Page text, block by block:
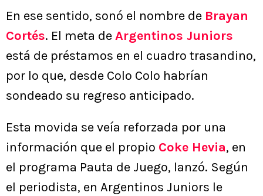
En ese sentido, sonó el nombre de Brayan
Cortés. El meta deArgentinos Juniors
está de préstamos en el cuadro trasandino,
por lo que, desde Colo Colo habrían
sondeado su regreso anticipado.
Esta movida se veía reforzada por una
información que el propio Coke Hevia, en
el programa Pauta de Juego, lanzó. Según
el periodista, en Argentinos Juniors le